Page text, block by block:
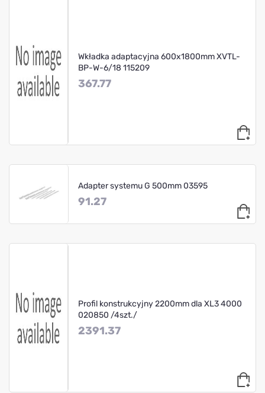
Wkładka adaptacyjna 600x1800mm XVTL-
BP-W-6/18 115209
367.77
Adapter systemu G 500mm 03595
91.27
Profil konstrukcyjny 2200mm dla XL3 4000
020850 /4szt./
2391.37